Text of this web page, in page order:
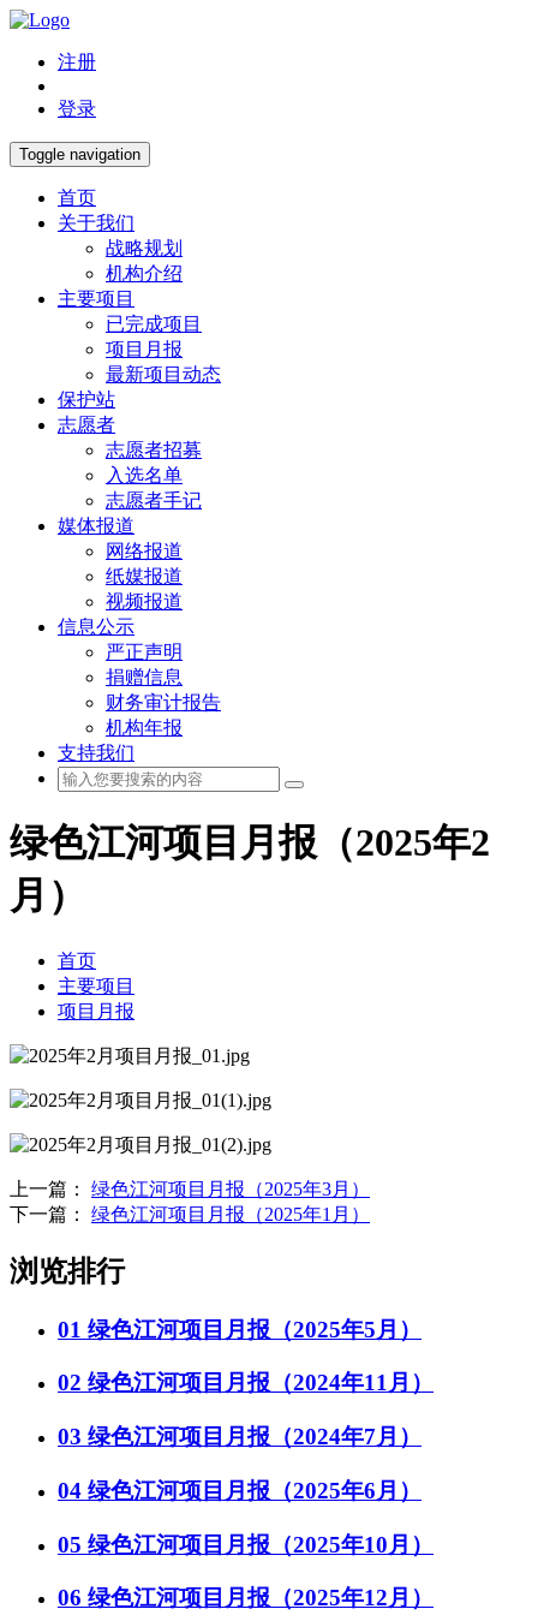
注册
登录
Toggle navigation
首页
关于我们
战略规划
机构介绍
主要项目
已完成项目
项目月报
最新项目动态
保护站
志愿者
志愿者招募
入选名单
志愿者手记
媒体报道
网络报道
纸媒报道
视频报道
信息公示
严正声明
捐赠信息
财务审计报告
机构年报
支持我们
绿色江河项目月报（2025年2
月）
首页
主要项目
项目月报
上一篇： 绿色江河项目月报（2025年3月）
下一篇： 绿色江河项目月报（2025年1月）
浏览排行
01 绿色江河项目月报（2025年5月）
02 绿色江河项目月报（2024年11月）
03 绿色江河项目月报（2024年7月）
04 绿色江河项目月报（2025年6月）
05 绿色江河项目月报（2025年10月）
06 绿色江河项目月报（2025年12月）